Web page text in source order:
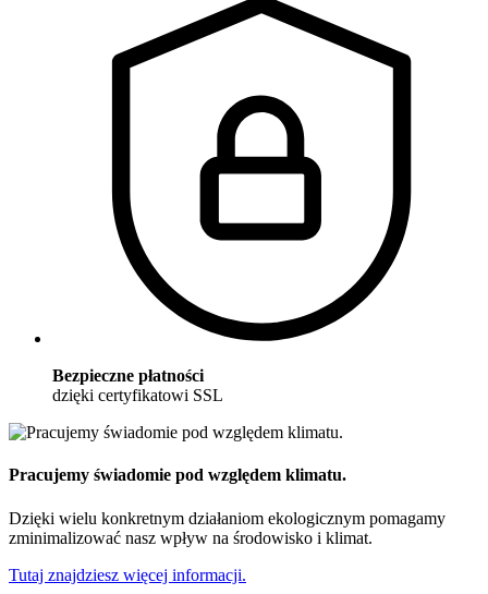
Bezpieczne płatności
dzięki certyfikatowi SSL
Pracujemy świadomie pod względem klimatu.
Dzięki wielu konkretnym działaniom ekologicznym pomagamy
zminimalizować nasz wpływ na środowisko i klimat.
Tutaj znajdziesz więcej informacji.